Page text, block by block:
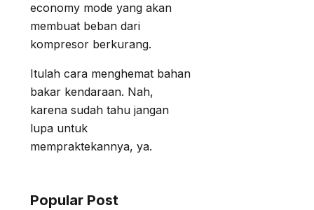
economy mode yang akan
membuat beban dari
kompresor berkurang.
Itulah cara menghemat bahan
bakar kendaraan. Nah,
karena sudah tahu jangan
lupa untuk
mempraktekannya, ya.
Popular Post